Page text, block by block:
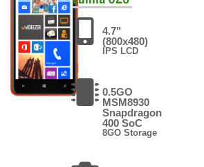
4.7"
(800x480)
IPS LCD
0.5GO
MSM8930
Snapdragon
400 SoC
8GO Storage